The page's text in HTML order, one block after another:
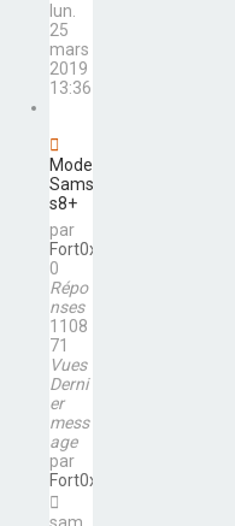
lun.
25
mars
2019
13:36
Modele
Samsung
s8+
par
Fort0x
0
Répo
nses
1108
71
Vues
Derni
er
mess
age
par
Fort0x